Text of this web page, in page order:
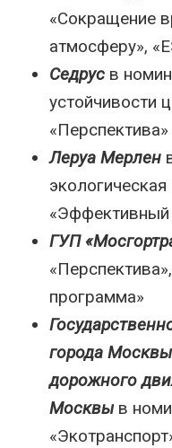
«Сокращение
атмосферу»,
Седрус в
устойчивости
«Перспектива»
Леруа Мерлен
ГУП
программа»
города
дорожного
Москвыв